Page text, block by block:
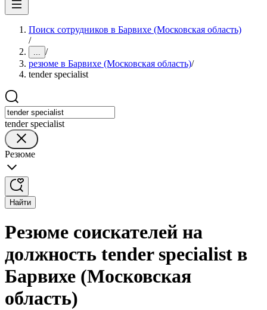
Поиск сотрудников в Барвихе (Московская область)
/
... /
резюме в Барвихе (Московская область)/
tender specialist
tender specialist
Резюме
Найти
Резюме соискателей на
должность tender specialist в
Барвихе (Московская
область)